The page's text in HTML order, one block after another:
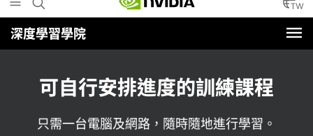
to
main
content
TW
深度學習學院
可自行安排進度的訓練課程
只需一台電腦及網路，隨時隨地進行學習。